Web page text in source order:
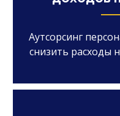
Аутсорсинг
снизить расходы